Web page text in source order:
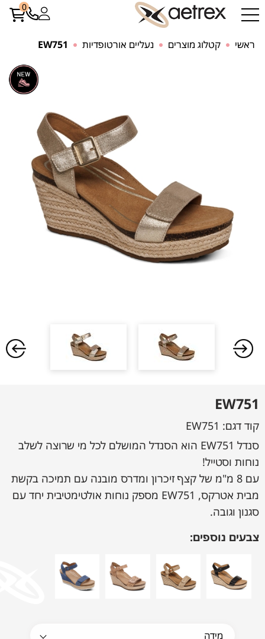
0
ראשי קטלוג מוצרים נעליים אורטופדיות EW751
EW751
קוד דגם: EW751
סנדל EW751 הוא הסנדל המושלם לכל מי שרוצה לשלב
נוחות וסטייל!
עם 8 מ"מ של קצף זיכרון ומדרס מובנה עם תמיכה בקשת
מבית אטרקס, EW751 מספק נוחות אולטימטיבית יחד עם
סגנון וגובה.
צבעים נוספים: